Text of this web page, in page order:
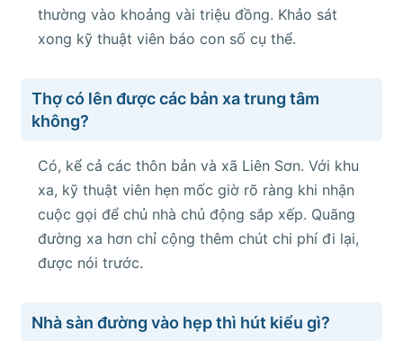
thường vào khoảng vài triệu đồng. Khảo sát
xong kỹ thuật viên báo con số cụ thể.
Thợ có lên được các bản xa trung tâm
không?
Có, kể cả các thôn bản và xã Liên Sơn. Với khu
xa, kỹ thuật viên hẹn mốc giờ rõ ràng khi nhận
cuộc gọi để chủ nhà chủ động sắp xếp. Quãng
đường xa hơn chỉ cộng thêm chút chi phí đi lại,
được nói trước.
Nhà sàn đường vào hẹp thì hút kiểu gì?